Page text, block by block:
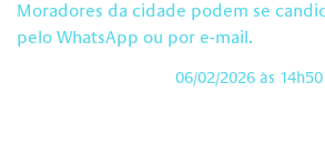
Moradores da cidade podem se
pelo WhatsApp ou por e-mail.
06/02/2026 às 14h50